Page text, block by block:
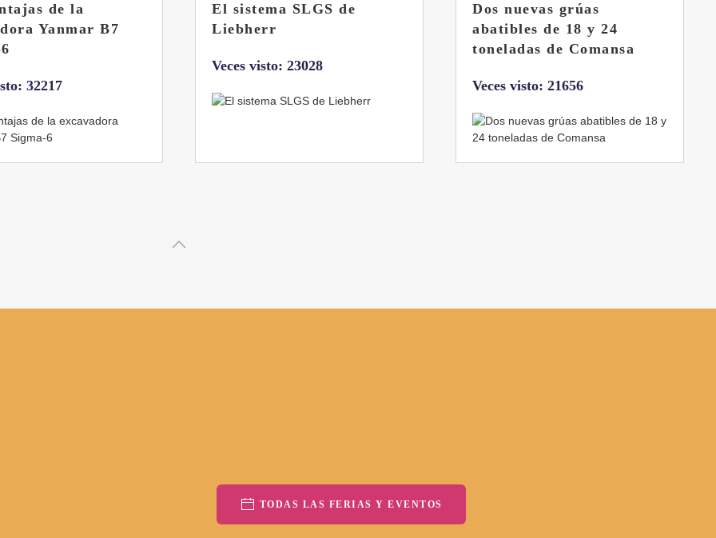
SLGS de
Dos nuevas grúas
abatibles de 18 y 24
La botella aún no está
llena
TODAS LAS FERIAS Y EVENTOS